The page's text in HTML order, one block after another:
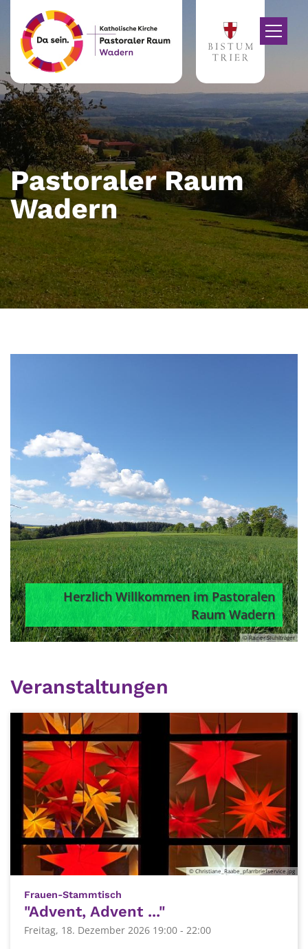
Zum Inhalt springen
Pastoraler Raum
Wadern
© Pastoraler Raum Wadern
Ort des Zuhörens
Veranstaltungen
© Christiane_Raabe_pfarrbriefservice.jpg
Frauen-Stammtisch
"Advent, Advent ..."
Freitag, 18. Dezember 2026 19:00 - 22:00